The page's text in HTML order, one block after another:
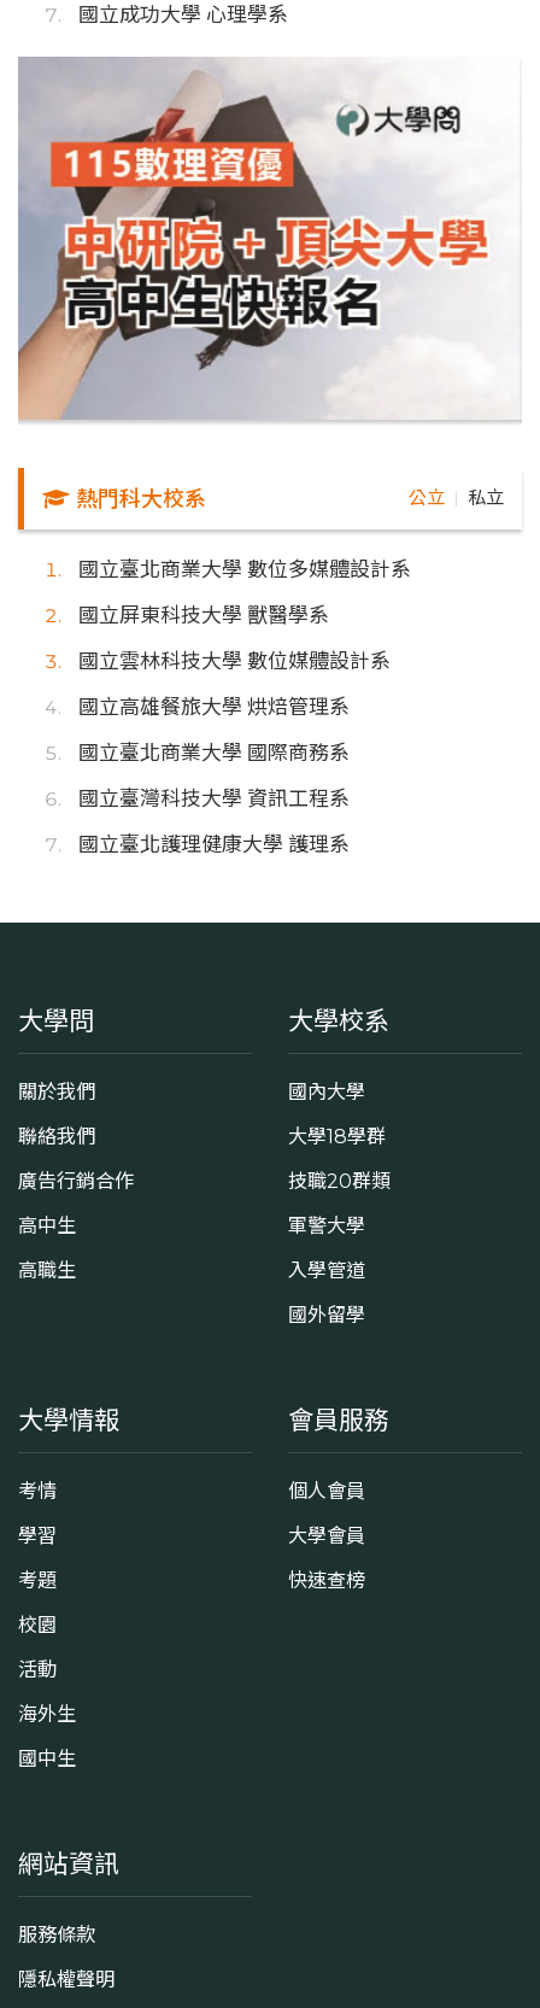
國立成功大學 心理學系
熱門科大校系 公立 私立
國立臺北商業大學 數位多媒體設計系
國立屏東科技大學 獸醫學系
國立雲林科技大學 數位媒體設計系
國立高雄餐旅大學 烘焙管理系
國立臺北商業大學 國際商務系
國立臺灣科技大學 資訊工程系
國立臺北護理健康大學 護理系
大學問
關於我們
聯絡我們
廣告行銷合作
高中生
高職生
大學校系
國內大學
大學18學群
技職20群類
軍警大學
入學管道
國外留學
大學情報
考情
學習
考題
校園
活動
海外生
國中生
會員服務
個人會員
大學會員
快速查榜
網站資訊
服務條款
隱私權聲明